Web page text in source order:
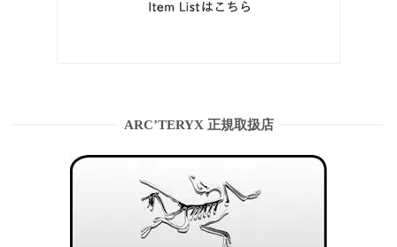
ARC’TERYX 正規取扱店